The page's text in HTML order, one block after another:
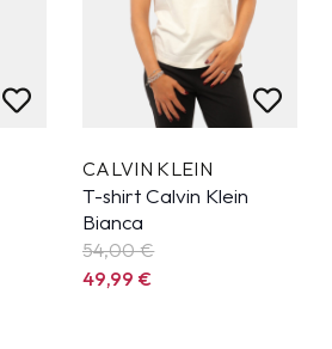
CALVIN KLEIN
T-shirt Calvin Klein
Bianca
54,00 €
49,99€